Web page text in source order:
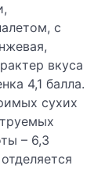
с
вкуса
4,1 балла.
сухих
– 6,3